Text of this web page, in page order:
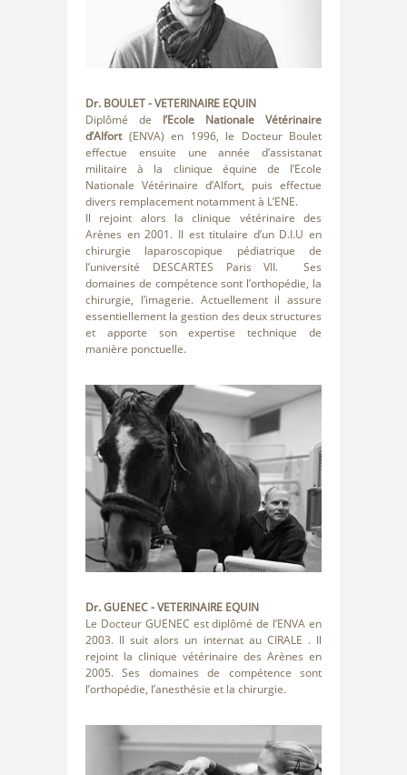
Dr. BOULET- VETERINAIRE EQUIN
Diplômé de l’Ecole Nationale Vétérinaire
d’Alfort (ENVA) en 1996, le Docteur Boulet
effectue ensuite une année d’assistanat
militaire à la clinique équine de l’Ecole
Nationale Vétérinaire d’Alfort, puis effectue
divers remplacement notamment à L’ENE.
Il rejoint alors la clinique vétérinaire des
Arènes en 2001. Il est titulaire d’un D.I.U en
chirurgie laparoscopique pédiatrique de
l’université DESCARTES Paris VII. Ses
domaines de compétence sont l’orthopédie, la
chirurgie, l’imagerie. Actuellement il assure
essentiellement la gestion des deux structures
et apporte son expertise technique de
manière ponctuelle.
Dr. GUENEC- VETERINAIRE EQUIN
Le Docteur GUENEC est diplômé de l’ENVA en
2003. Il suit alors un internat au CIRALE . Il
rejoint la clinique vétérinaire des Arènes en
2005. Ses domaines de compétence sont
l’orthopédie, l’anesthésie et la chirurgie.